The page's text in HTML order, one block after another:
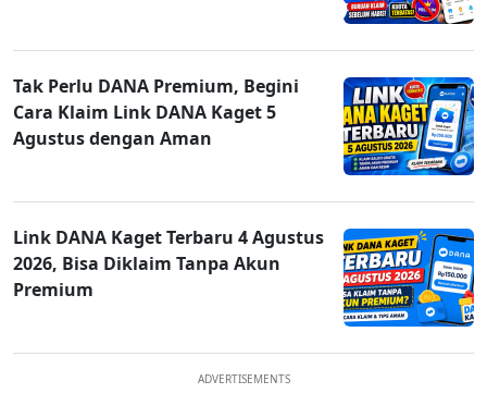
Tak Perlu DANA Premium, Begini
Cara Klaim Link DANA Kaget 5
Agustus dengan Aman
Link DANA Kaget Terbaru 4 Agustus
2026, Bisa Diklaim Tanpa Akun
Premium
ADVERTISEMENTS